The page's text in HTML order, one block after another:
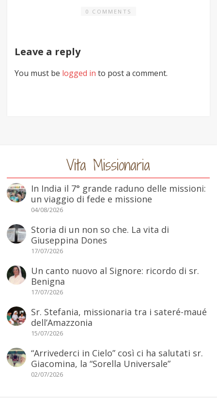
0 COMMENTS
Leave a reply
You must be logged in to post a comment.
Vita Missionaria
In India il 7° grande raduno delle missioni:
un viaggio di fede e missione
04/08/2026
Storia di un non so che. La vita di
Giuseppina Dones
17/07/2026
Un canto nuovo al Signore: ricordo di sr.
Benigna
17/07/2026
Sr. Stefania, missionaria tra i sateré-maué
dell’Amazzonia
15/07/2026
“Arrivederci in Cielo” così ci ha salutati sr.
Giacomina, la “Sorella Universale”
02/07/2026